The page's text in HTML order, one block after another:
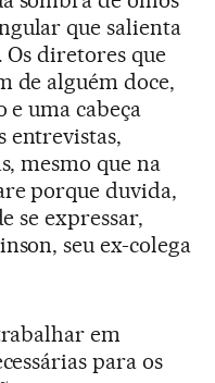
que salienta
Os diretores que
de alguém doce,
uma cabeça
entrevistas,
mesmo que na
porque duvida,
se expressar,
seu ex-colega
em
para os